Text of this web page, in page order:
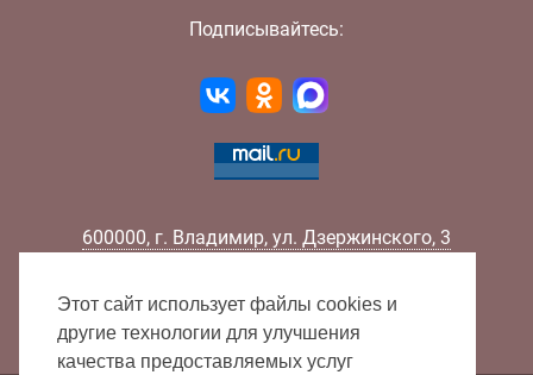
Подписывайтесь:
600000, г. Владимир, ул. Дзержинского, 3
Факс:
+7 (4922) 32-52-88
E-mail:
info@lib33.ru
Этот сайт использует файлы cookies и
другие технологии для улучшения
качества предоставляемых услуг